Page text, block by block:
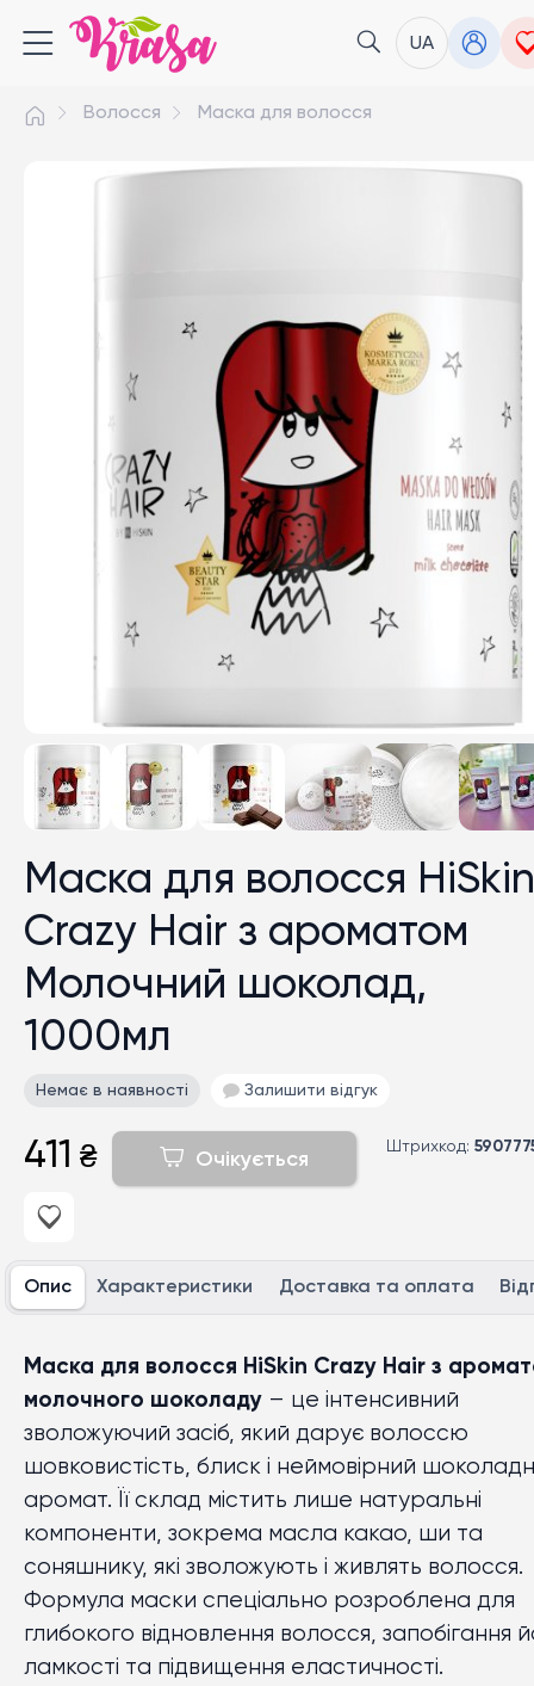
UA
Волосся Маска для волосся
Маска для волосся HiSkin
Crazy Hair з ароматом
Молочний шоколад,
1000мл
Немає в наявності Залишити відгук
Штрихкод:
411 ₴ Очікується
Опис Характеристики Доставка та оплата
Маска для волосся HiSkin Crazy Hair з
молочного шоколаду – це інтенсивний
зволожуючий засіб, який дарує волоссю
шовковистість, блиск і неймовірний
аромат. Її склад містить лише натуральні
компоненти, зокрема масла какао, ши та
соняшнику, які зволожують і живлять волосся.
Формула маски спеціально розроблена для
глибокого відновлення волосся, запобігання
ламкості та підвищення еластичності.